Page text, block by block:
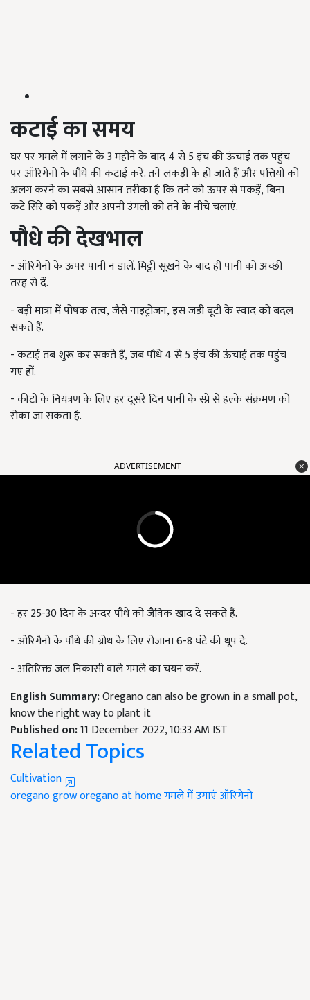
कटाई का समय
घर पर गमले में लगाने के 3 महीने के बाद 4 से 5 इंच की ऊंचाई तक पहुंच
पर ऑरिगेनो के पौधे की कटाई करें. तने लकड़ी के हो जाते हैं और पत्तियों को
अलग करने का सबसे आसान तरीका है कि तने को ऊपर से पकड़ें, बिना
कटे सिरे को पकड़ें और अपनी उंगली को तने के नीचे चलाएं.
पौधे की देखभाल
- ऑरिगेनो के ऊपर पानी न डालें. मिट्टी सूखने के बाद ही पानी को अच्छी
तरह से दें.
- बड़ी मात्रा में पोषक तत्व, जैसे नाइट्रोजन, इस जड़ी बूटी के स्वाद को बदल
सकते हैं.
- कटाई तब शुरू कर सकते हैं, जब पौधे 4 से 5 इंच की ऊंचाई तक पहुंच
गए हों.
- कीटों के नियंत्रण के लिए हर दूसरे दिन पानी के स्प्रे से हल्के संक्रमण को
रोका जा सकता है.
ADVERTISEMENT
- हर 25-30 दिन के अन्दर पौधे को जैविक खाद दे सकते हैं.
- ओरिगैनो के पौधे की ग्रोथ के लिए रोजाना 6-8 घंटे की धूप दे.
- अतिरिक्त जल निकासी वाले गमले का चयन करें.
English Summary:Oregano can also be grown in a small pot,
know the right way to plant it
Published on:11 December 2022, 10:33 AM IST
Related Topics
Cultivation
oreganogrow oregano at homeगमले में उगाएं ऑरिगेनो